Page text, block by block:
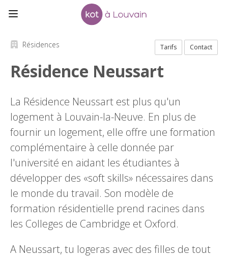
Tarifs Contact
Résidences
Résidence Neussart
La Résidence Neussart est plus qu'un
logement à Louvain-la-Neuve. En plus de
fournir un logement, elle offre une formation
complémentaire à celle donnée par
l'université en aidant les étudiantes à
développer des «soft skills» nécessaires dans
le monde du travail. Son modèle de
formation résidentielle prend racines dans
les Colleges de Cambridge et Oxford.
A Neussart, tu logeras avec des filles de tout